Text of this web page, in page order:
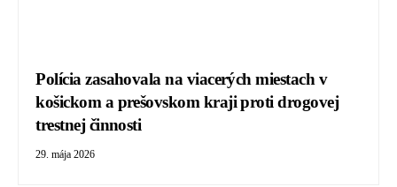
Polícia zasahovala na viacerých miestach v
košickom a prešovskom kraji proti drogovej
trestnej činnosti
29. mája 2026